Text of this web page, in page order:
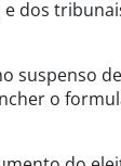
e dos
suspenso
o